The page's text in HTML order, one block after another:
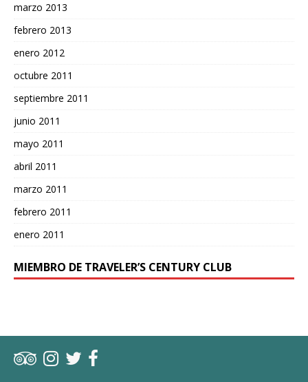
marzo 2013
febrero 2013
enero 2012
octubre 2011
septiembre 2011
junio 2011
mayo 2011
abril 2011
marzo 2011
febrero 2011
enero 2011
MIEMBRO DE TRAVELER’S CENTURY CLUB